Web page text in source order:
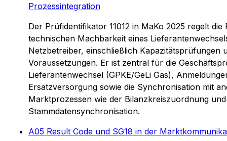
Prozessintegration
Der Prüfidentifikator 11012 in MaKo 2025 regelt
technischen Machbarkeit eines
Netzbetreiber, einschließlich Kapazitätsprüfungen
Voraussetzungen. Er ist zentral für die
Lieferantenwechsel (GPKE/GeLi Gas),
Ersatzversorgung sowie die Synchronisation mit
Marktprozessen wie der Bilanzkreiszuordnung und
Stammdatensynchronisation.
A05 Result Code und SG18 in der